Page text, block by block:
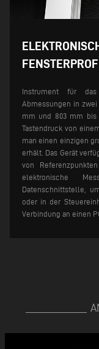
Instrument für das
Abmessungen in zwei
mm und 803 mm bis
Tastendruck von
man einen einzigen
erhält. Das Gerät
von
elektronische
Datenschnittstelle,
oder in der
Verbindung an einen